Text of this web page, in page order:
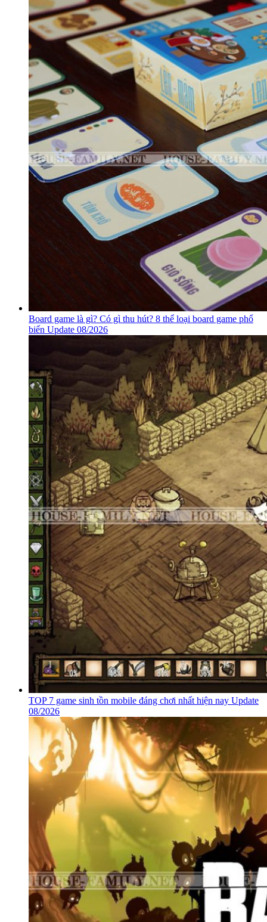
Board game là gì? Có gì thu hút? 8 thể loại board game phổ
biến Update 08/2026
TOP 7 game sinh tồn mobile đáng chơi nhất hiện nay Update
08/2026